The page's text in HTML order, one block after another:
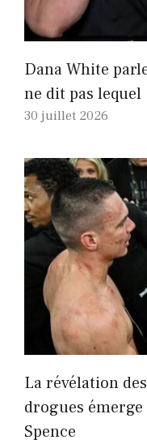
Dana White
ne dit pas lequel
30 juillet 2026
La révélation
drogues
Spence